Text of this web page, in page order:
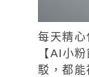
每天精心
【AI小
駁，都能